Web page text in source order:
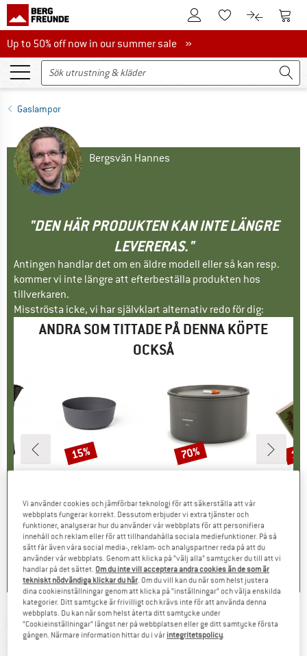
Till kundkontotTill minneslistan.
Till Till
Up to 50% off now in our summer sale
Up to 50% off now in our summer sale »
Gaslampor
Bergsvän Hannes
"DEN HÄR PRODUKTEN KAN INTE LÄNGRE
LEVERERAS."
Antingen handlar det om en äldre modell eller så kan resp.
kommer vi inte längre att efterbeställa produkten hos
tillverkaren.
Misströsta icke, vi har självklart alternativ redo för dig:
ANDRA SOM TITTADE PÅ DENNA KÖPTE
OCKSÅ
pris
11,01 €
Produktgrupp
Skål
Pris
5,95 €Reducerat pris
5,06 €
0,0(0)
Rabatt
15%
Produktgrupp
Kastrull
Pris
24,95 €Reducerat pris
7,49 €
4,5(2)
Rabatt
70%
ORIGIN OUTDOORS -Gaslaterne Mini -
Gaslampa
Vi använder cookies och jämförbar teknologi för att säkerställa att vår
webbplats fungerar korrekt. Dessutom erbjuder vi extra tjänster och
funktioner, analyserar hur du använder vår webbplats för att personifiera
innehåll och reklam eller för att tillhandahålla sociala mediefunktioner. På så
sätt får även våra social media-, reklam- och analyspartner reda på att du
använder vår webbplats. Genom att klicka på ”välj alla” samtycker du till att vi
handlar på det sättet. Om du inte vill acceptera andra cookies än de som är
tekniskt nödvändiga klickar du här. Om du vill kan du när som helst justera
dina cookieinställningar genom att klicka på ”inställningar” och välja enskilda
kategorier. Ditt samtycke är frivilligt och krävs inte för att använda denna
webbplats. Du kan när som helst återta ditt samtycke under
”Cookieinställningar” längst ner på webbplatsen eller ge ditt samtycke första
gången. Närmare information hittar du i vår integritetspolicy.